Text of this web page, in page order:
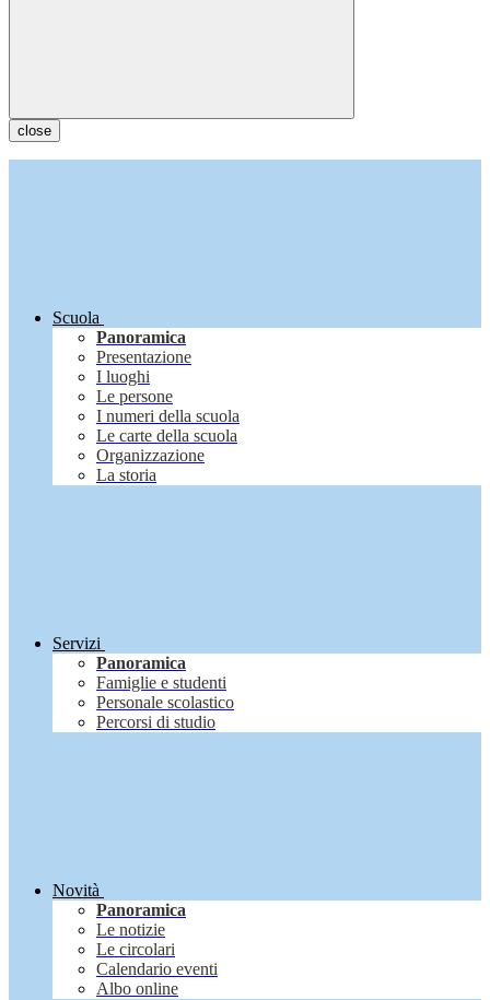
close
Scuola
Panoramica
Presentazione
I luoghi
Le persone
I numeri della scuola
Le carte della scuola
Organizzazione
La storia
Servizi
Panoramica
Famiglie e studenti
Personale scolastico
Percorsi di studio
Novità
Panoramica
Le notizie
Le circolari
Calendario eventi
Albo online